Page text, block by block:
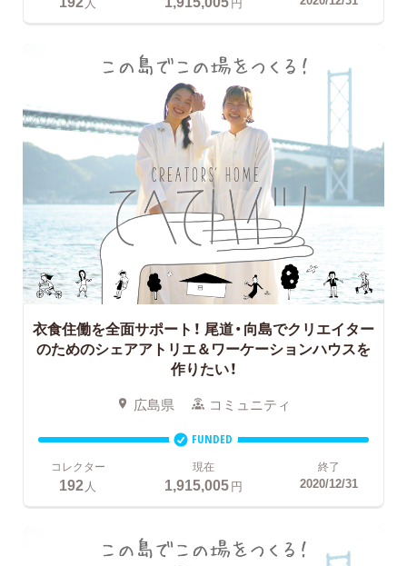
衣食住働を全面サポート！ 尾道・向島でクリエイター
のためのシェアアトリエ＆ワーケーションハウスを
作りたい！
広島県 コミュニティ
FUNDED
コレクター
192人
現在
1,915,005円
終了
2020/12/31